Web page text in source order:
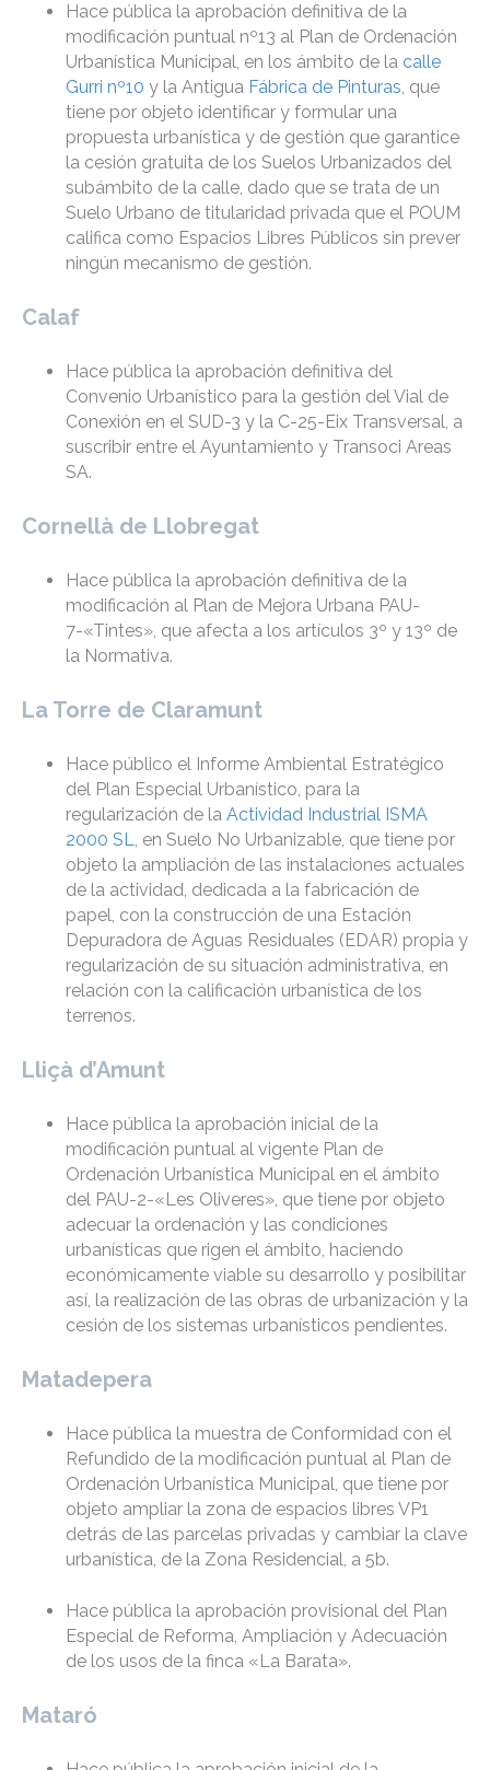
Hace pública la aprobación definitiva de la
modificación puntual nº13 al Plan de Ordenación
Urbanística Municipal, en los ámbito de la calle
Gurri nº10 y la Antigua Fábrica de Pinturas, que
tiene por objeto identificar y formular una
propuesta urbanística y de gestión que garantice
la cesión gratuita de los Suelos Urbanizados del
subámbito de la calle, dado que se trata de un
Suelo Urbano de titularidad privada que el POUM
califica como Espacios Libres Públicos sin prever
ningún mecanismo de gestión.
Calaf
Hace pública la aprobación definitiva del
Convenio Urbanístico para la gestión del Vial de
Conexión en el SUD-3 y la C-25-Eix Transversal, a
suscribir entre el Ayuntamiento y Transoci Areas
SA.
Cornellà de Llobregat
Hace pública la aprobación definitiva de la
modificación al Plan de Mejora Urbana PAU-
7-«Tintes», que afecta a los artículos 3º y 13º de
la Normativa.
La Torre de Claramunt
Hace público el Informe Ambiental Estratégico
del Plan Especial Urbanístico, para la
regularización de la Actividad Industrial ISMA
2000 SL, en Suelo No Urbanizable, que tiene por
objeto la ampliación de las instalaciones actuales
de la actividad, dedicada a la fabricación de
papel, con la construcción de una Estación
Depuradora de Aguas Residuales (EDAR) propia y
regularización de su situación administrativa, en
relación con la calificación urbanística de los
terrenos.
Lliçà d’Amunt
Hace pública la aprobación inicial de la
modificación puntual al vigente Plan de
Ordenación Urbanística Municipal en el ámbito
del PAU-2-«Les Oliveres», que tiene por objeto
adecuar la ordenación y las condiciones
urbanísticas que rigen el ámbito, haciendo
económicamente viable su desarrollo y posibilitar
así, la realización de las obras de urbanización y la
cesión de los sistemas urbanísticos pendientes.
Matadepera
Hace pública la muestra de Conformidad con el
Refundido de la modificación puntual al Plan de
Ordenación Urbanística Municipal, que tiene por
objeto ampliar la zona de espacios libres VP1
detrás de las parcelas privadas y cambiar la clave
urbanística, de la Zona Residencial, a 5b.
Hace pública la aprobación provisional del Plan
Especial de Reforma, Ampliación y Adecuación
de los usos de la finca «La Barata».
Mataró